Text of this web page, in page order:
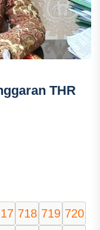
THR
718 719 720